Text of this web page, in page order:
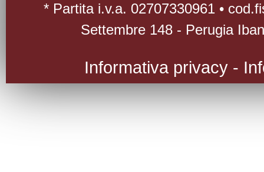
* Partita i.v.a. 02707330961 •
Settembre 148 - Perugia
Informativa privacy -